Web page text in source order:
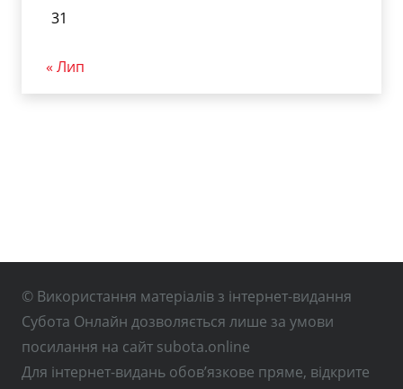
31
« Лип
© Використання матеріалів з інтернет-видання
Субота Онлайн дозволяється лише за умови
посилання на сайт subota.online
Для інтернет-видань обов’язкове пряме, відкрите